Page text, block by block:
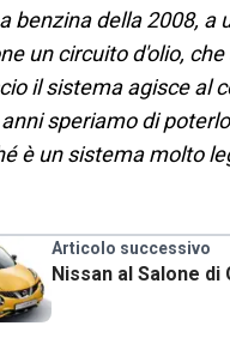
benzina della 2008, a
un circuito d'olio,
il sistema agisce al
speriamo di
è un sistema molto
Articolo successivo
Nissan al Salone di